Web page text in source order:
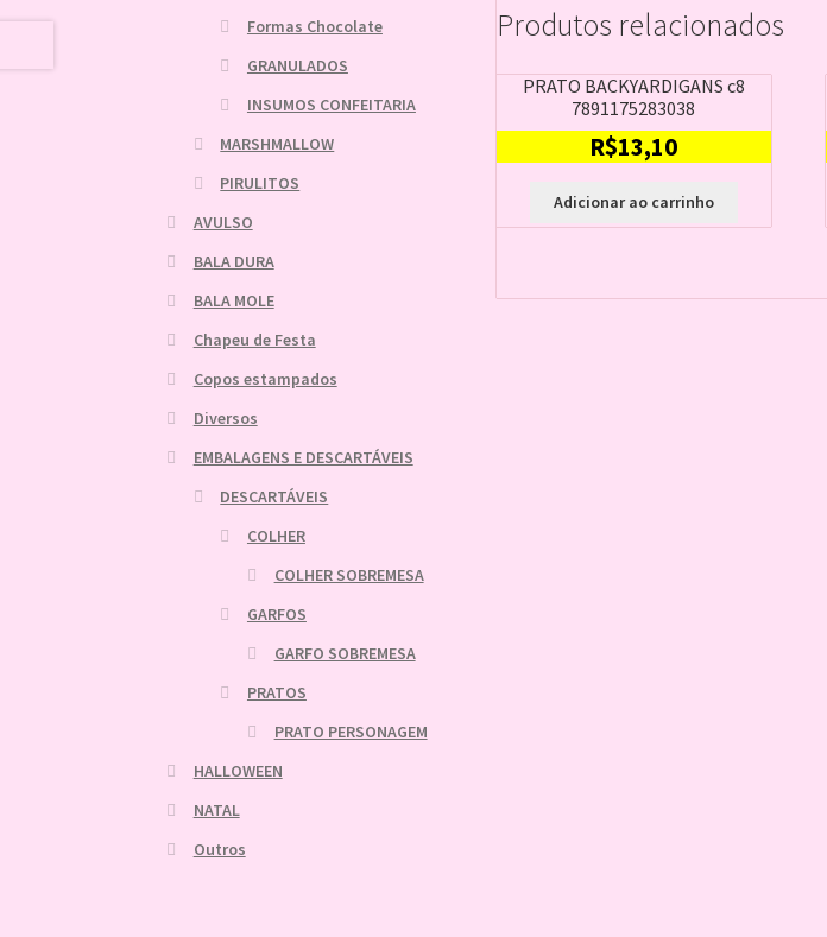
Produtos relacionados
PRATO BACKYARDIGANS c8
7891175283038
R$13,10
Adicionar ao carrinho
Formas Chocolate
GRANULADOS
INSUMOS CONFEITARIA
MARSHMALLOW
PIRULITOS
AVULSO
BALA DURA
BALA MOLE
Chapeu de Festa
Copos estampados
Diversos
EMBALAGENS E DESCARTÁVEIS
DESCARTÁVEIS
COLHER
COLHER SOBREMESA
GARFOS
GARFO SOBREMESA
PRATOS
PRATO PERSONAGEM
HALLOWEEN
NATAL
Outros